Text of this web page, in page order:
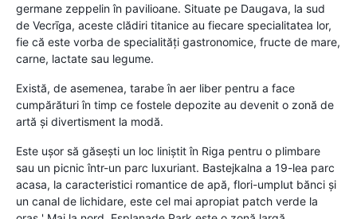
germane zeppelin în pavilioane. Situate pe Daugava, la sud
de Vecrīga, aceste clădiri titanice au fiecare specialitatea lor,
fie că este vorba de specialități gastronomice, fructe de mare,
carne, lactate sau legume.
Există, de asemenea, tarabe în aer liber pentru a face
cumpărături în timp ce fostele depozite au devenit o zonă de
artă și divertisment la modă.
Este ușor să găsești un loc liniștit în Riga pentru o plimbare
sau un picnic într-un parc luxuriant. Bastejkalna a 19-lea parc
acasa, la caracteristici romantice de apă, flori-umplut bănci și
un canal de lichidare, este cel mai apropiat patch verde la